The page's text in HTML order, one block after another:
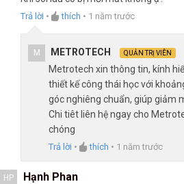
Trả lời • thích • 1 năm trước
M METROTECH QUẢN TRỊ VIÊN
Metrotech xin thông tin, kính
thiết kế công thái học với
góc nghiêng chuẩn, giúp giảm
Chi tiêt liên hệ ngay cho
chóng
Trả lời • thích • 1 năm trước
HP Hạnh Phan